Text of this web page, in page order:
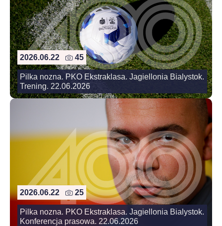
2026.06.22 45
Pilka nozna. PKO Ekstraklasa. Jagiellonia Bialystok.
Trening. 22.06.2026
2026.06.22 25
Pilka nozna. PKO Ekstraklasa. Jagiellonia Bialystok.
Konferencja prasowa. 22.06.2026